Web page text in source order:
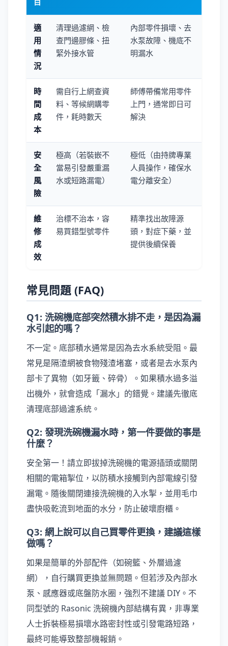
適
用
情
況
清理過濾網、檢
查門邊膠條、扭
緊外接水管
內部零件損壞、去
水泵故障、機底不
明漏水
時
間
成
本
需自行上網查資
料、等候網購零
件，耗時數天
師傅帶備常用零件
上門，通常即日可
解決
安
全
風
險
極高（若裝嵌不
當易引發嚴重漏
水或短路漏電）
極低（由持牌專業
人員操作，確保水
電分離安全）
維
修
成
效
治標不治本，容
易買錯型號零件
精準找出故障源
頭，對症下藥，並
提供後續保養
常見問題 (FAQ)
Q1: 洗碗機底部突然積水排不走，是因為漏
水引起的嗎？
不一定。底部積水通常是因為去水系統受阻。最
常見是隔渣網被食物殘渣堵塞，或者是去水泵內
部卡了異物（如牙籤、碎骨）。如果積水過多溢
出機外，就會造成「漏水」的錯覺。建議先徹底
清理底部過濾系統。
Q2: 發現洗碗機漏水時，第一件要做的事是
什麼？
安全第一！請立即拔掉洗碗機的電源插頭或關閉
相關的電箱掣位，以防積水接觸到內部電線引發
漏電。隨後關閉連接洗碗機的入水掣，並用毛巾
盡快吸乾流到地面的水分，防止破壞廚櫃。
Q3: 網上說可以自己買零件更換，建議這樣
做嗎？
如果是簡單的外部配件（如碗籃、外層過濾
網），自行購買更換並無問題。但若涉及內部水
泵、感應器或底盤防水圈，強烈不建議 DIY。不
同型號的 Rasonic 洗碗機內部結構有異，非專業
人士拆裝極易損壞水路密封性或引發電路短路，
最終可能導致整部機報銷。